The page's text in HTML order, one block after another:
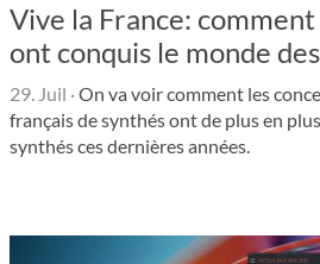
Vive la France: comment
ont conquis le monde
29. Juil ·On va voir comment les
français de synthés ont de plus en
synthés ces dernières années.